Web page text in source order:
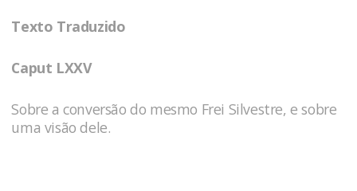
Texto Traduzido
Caput LXXV
Sobre a conversão do mesmo Frei Silvestre, e sobre
uma visão dele.